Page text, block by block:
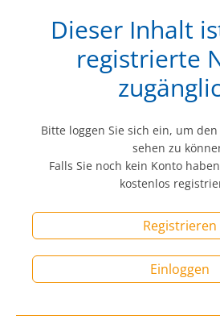
Dieser Inhalt
registrierte
Bitte loggen Sie sich ein, um
sehen zu
Falls Sie noch kein Konto
kostenlos
Registrieren
Einloggen